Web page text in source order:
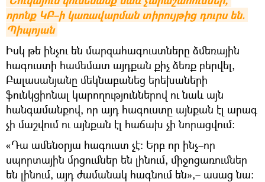
որոնք ԿԲ–ի կառավարման տիրույթից դուրս են.
Պիպոյան
Իսկ թե ինչու են մարզահագուստները ձմեռային
հագուստի համեմատ այդքան քիչ ձեռք բերվել,
Բալասանյանը մեկնաբանեց երեխաների
ֆունկցիոնալ կարողություններով ու նաև այն
հանգամանքով, որ այդ հագուստը այնքան էլ արագ
չի մաշվում ու այնքան էլ հաճախ չի նորացվում։
«Դա ամենօրյա հագուստ չէ։ Երբ որ ինչ–որ
սպորտային մրցումներ են լինում, միջոցառումներ
են լինում, այդ ժամանակ հագնում են»,– ասաց նա։